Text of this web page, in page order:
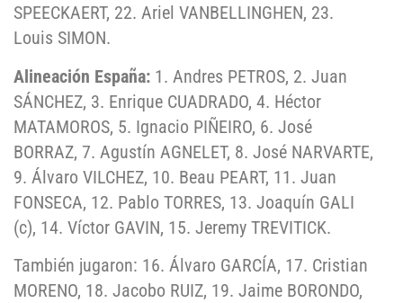
SPEECKAERT, 22. Ariel VANBELLINGHEN, 23.
Louis SIMON.
Alineación España: 1. Andres PETROS, 2. Juan
SÁNCHEZ, 3. Enrique CUADRADO, 4. Héctor
MATAMOROS, 5. Ignacio PIÑEIRO, 6. José
BORRAZ, 7. Agustín AGNELET, 8. José NARVARTE,
9. Álvaro VILCHEZ, 10. Beau PEART, 11. Juan
FONSECA, 12. Pablo TORRES, 13. Joaquín GALI
(c), 14. Víctor GAVIN, 15. Jeremy TREVITICK.
También jugaron: 16. Álvaro GARCÍA, 17. Cristian
MORENO, 18. Jacobo RUIZ, 19. Jaime BORONDO,